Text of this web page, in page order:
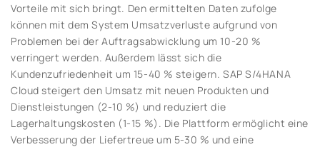
Vorteile mit sich bringt. Den ermittelten Daten zufolge
können mit dem System Umsatzverluste aufgrund von
Problemen bei der Auftragsabwicklung um 10-20 %
verringert werden. Außerdem lässt sich die
Kundenzufriedenheit um 15-40 % steigern. SAP S/4HANA
Cloud steigert den Umsatz mit neuen Produkten und
Dienstleistungen (2-10 %) und reduziert die
Lagerhaltungskosten (1-15 %). Die Plattform ermöglicht eine
Verbesserung der Liefertreue um 5-30 % und eine